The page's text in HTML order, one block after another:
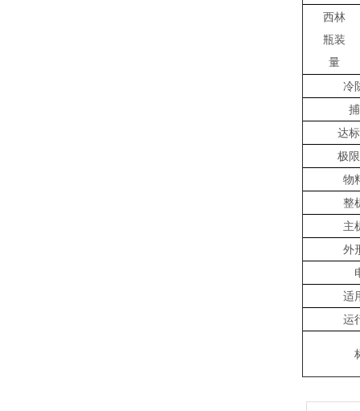
西林
瓶装
量
冷
达
极
物
整
主
外
适
运